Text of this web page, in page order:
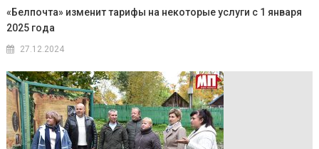
«Белпочта» изменит тарифы на некоторые услуги с 1 января
2025 года
27.12.2024